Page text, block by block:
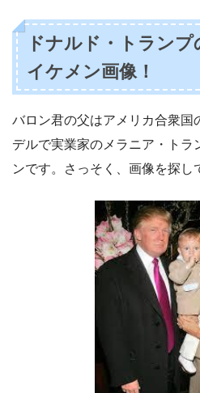
ドナルド・トラン
イケメン画像！
バロン君の父はアメリカ合衆国
デルで実業家のメラニア・トラ
ンです。さっそく、画像を探し